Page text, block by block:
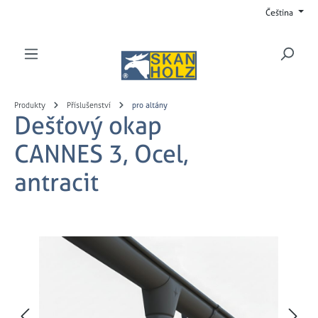
Produkty Příslušenství pro altány
Dešťový okap
CANNES 3, Ocel,
antracit
Přeskočit galerii obrázků
Čeština